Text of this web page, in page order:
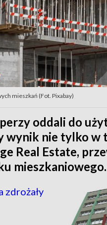
mieszkań (Fot. Pixabay)
oddali do
wynik nie tylko w
Real Estate,
mieszkaniowego.
zdrożały